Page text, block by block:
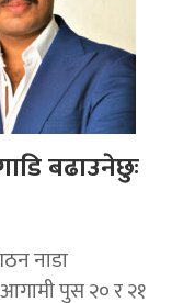
बढाउनेछुः
नाडा
पुस २० र २१